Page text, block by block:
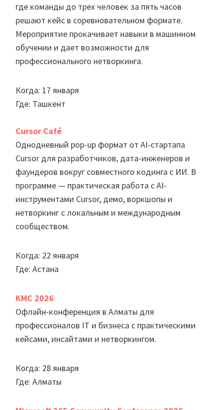
где команды до трех человек за пять часов
решают кейс в соревновательном формате.
Мероприятие прокачивает навыки в машинном
обучении и дает возможности для
профессионального нетворкинга.
Когда: 17 января
Где: Ташкент
Cursor Café
Однодневный pop-up формат от AI-стартапа
Cursor для разработчиков, дата-инженеров и
фаундеров вокруг совместного кодинга с ИИ. В
программе — практическая работа с AI-
инструментами Cursor, демо, воркшопы и
нетворкинг с локальным и международным
сообществом.
Когда: 22 января
Где: Астана
KMC 2026
Офлайн-конференция в Алматы для
профессионалов IT и бизнеса с практическими
кейсами, инсайтами и нетворкингом.
Когда: 28 января
Где: Алматы